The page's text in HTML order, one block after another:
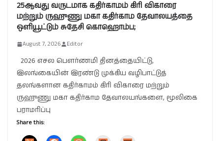
25ஆவது வருடமாக கதிர்காமம் கிரி விகாரை
மற்றும் ருஹுணு மகா கதிர்காம தேவாலயத்தை
ஒளியூட்டும் சுதேசி கொஹொம்ப;
August 7, 2026 Editor
2026 எசல பௌர்ணமி தினத்தையிட்டு,
இலங்கையின் இரண்டு முக்கிய வழிபாட்டுத்
தலங்களான கதிர்காமம் கிரி விகாரை மற்றும்
ருஹுணு மகா கதிர்காம தேவாலயங்களை, மூலிகை
பராமரிப்பு
Share this: